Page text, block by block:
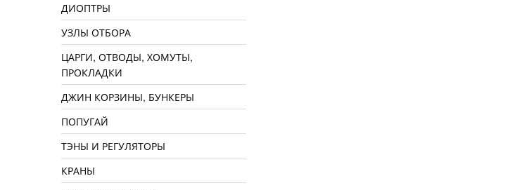
ДИОПТРЫ
УЗЛЫ ОТБОРА
ЦАРГИ, ОТВОДЫ, ХОМУТЫ,
ПРОКЛАДКИ
ДЖИН КОРЗИНЫ, БУНКЕРЫ
ПОПУГАЙ
ТЭНЫ И РЕГУЛЯТОРЫ
КРАНЫ